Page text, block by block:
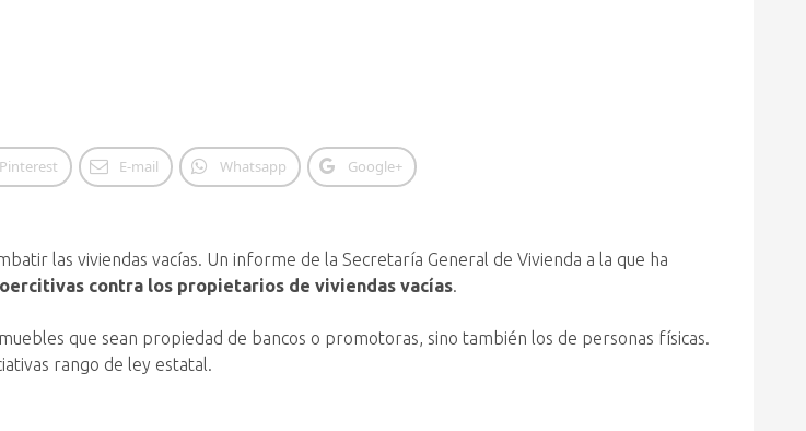
Pinterest E-mail Whatsapp Google+
las viviendas vacías. Un informe de la Secretaría General de Vivienda a la que ha
contra los propietarios de viviendas vacías.
que sean propiedad de bancos o promotoras, sino también los de personas físicas.
rango de ley estatal.